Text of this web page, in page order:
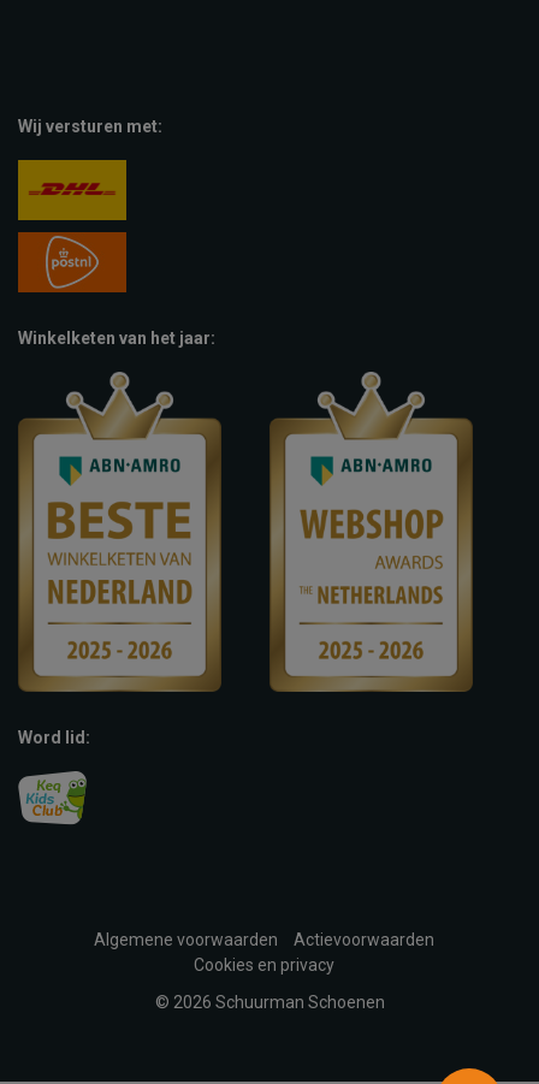
Wij versturen met:
Winkelketen van het jaar:
Word lid:
Algemene voorwaarden
Actievoorwaarden
Cookies en privacy
© 2026 Schuurman Schoenen